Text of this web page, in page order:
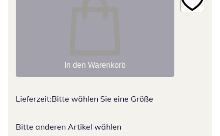
In den Warenkorb
Lieferzeit:Bitte wählen Sie eine Größe
Bitte anderen Artikel wählen